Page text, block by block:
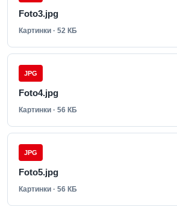
Foto3.jpg
Картинки · 52 КБ
JPG
Foto4.jpg
Картинки · 56 КБ
JPG
Foto5.jpg
Картинки · 56 КБ